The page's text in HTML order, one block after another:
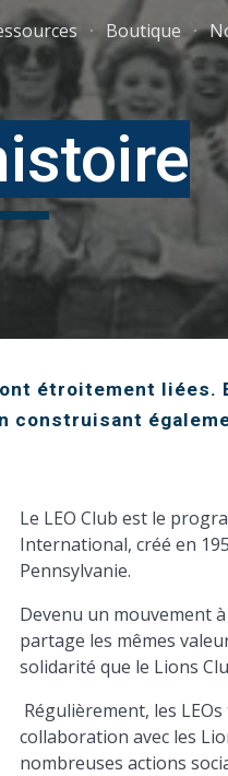
Skip to
Boutique
étroitement liées.
construisant
Le LEO Club est le
International, créé en
Pennsylvanie.
Devenu un mouvement
partage les mêmes
solidarité que le Lions
Régulièrement, les
collaboration avec les
nombreuses actions